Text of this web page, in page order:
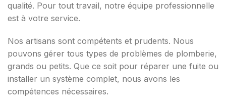
qualité. Pour tout travail, notre équipe professionnelle
est à votre service.
Nos artisans sont compétents et prudents. Nous
pouvons gérer tous types de problèmes de plomberie,
grands ou petits. Que ce soit pour réparer une fuite ou
installer un système complet, nous avons les
compétences nécessaires.